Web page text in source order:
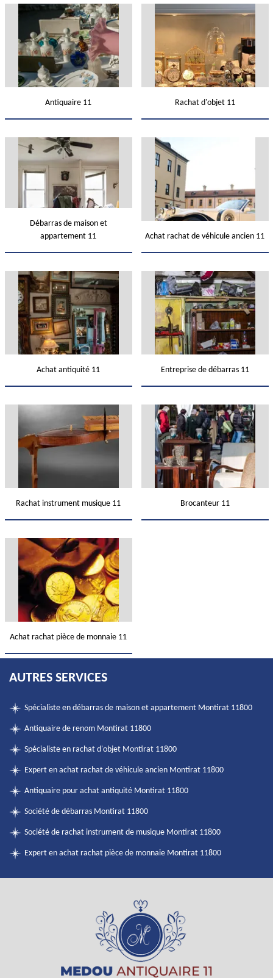
Antiquaire 11 Rachat d'objet 11
Débarras de maison et
appartement 11
Achat rachat de véhicule ancien 11
Achat antiquité 11 Entreprise de débarras 11
Rachat instrument musique 11 Brocanteur 11
Achat rachat pièce de monnaie 11
AUTRES SERVICES
Spécialiste en débarras de maison et appartement Montirat 11800
Antiquaire de renom Montirat 11800
Spécialiste en rachat d'objet Montirat 11800
Expert en achat rachat de véhicule ancien Montirat 11800
Antiquaire pour achat antiquité Montirat 11800
Société de débarras Montirat 11800
Société de rachat instrument de musique Montirat 11800
Expert en achat rachat pièce de monnaie Montirat 11800